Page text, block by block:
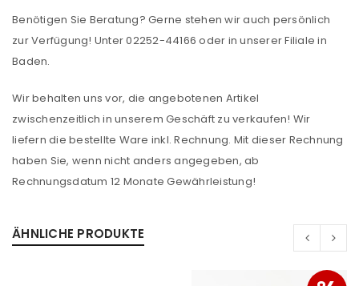
Benötigen Sie Beratung? Gerne stehen wir auch persönlich
zur Verfügung! Unter 02252-44166 oder in unserer Filiale in
Baden.
Wir behalten uns vor, die angebotenen Artikel
zwischenzeitlich in unserem Geschäft zu verkaufen! Wir
liefern die bestellte Ware inkl. Rechnung. Mit dieser Rechnung
haben Sie, wenn nicht anders angegeben, ab
Rechnungsdatum 12 Monate Gewährleistung!
ÄHNLICHE PRODUKTE